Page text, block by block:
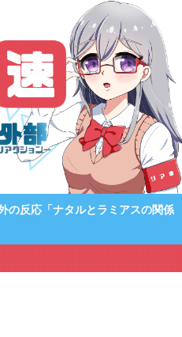
の反応「ナタルとラミアスの関係